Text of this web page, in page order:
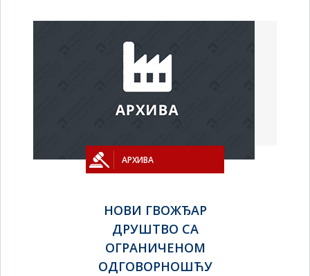
АРХИВА
НОВИ ГВОЖЂАР
ДРУШТВО СА
ОГРАНИЧЕНОМ
ОДГОВОРНОШЋУ